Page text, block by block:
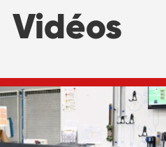
Vidéos